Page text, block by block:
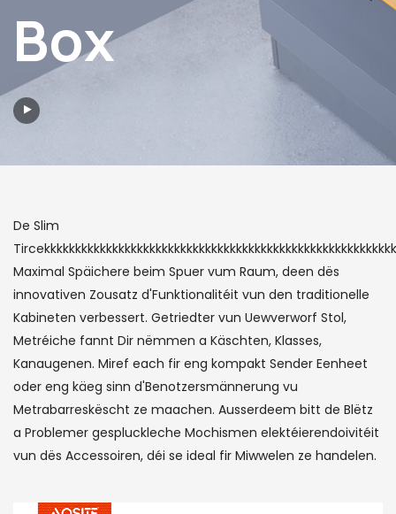
Box
De Slim
Maximal Späichere beim Spuer vum Raum, deen dës
innovativen Zousatz d'Funktionalitéit vun den traditionelle
Kabineten verbessert. Getriedter vun Uewverworf Stol,
Metréiche fannt Dir nëmmen a Käschten, Klasses,
Kanaugenen. Miref each fir eng kompakt Sender Eenheet
oder eng käeg sinn d'Benotzersmännerung vu
Metrabarreskëscht ze maachen. Ausserdeem bitt de Blëtz
a Problemer gespluckleche Mochismen elektéierendoivitéit
vun dës Accessoiren, déi se ideal fir Miwwelen ze handelen.